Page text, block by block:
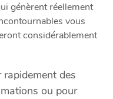
génèrent réellement
vous
considérablement
rapidement des
ou pour